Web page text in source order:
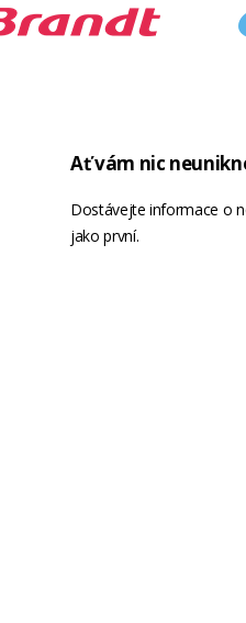
Ať vám nic
Dostávejte informace o
jako první.